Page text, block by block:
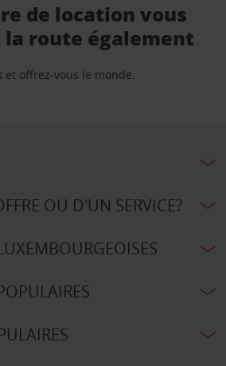
de location vous
route également
et offrez-vous le monde.
OU D'UN SERVICE?